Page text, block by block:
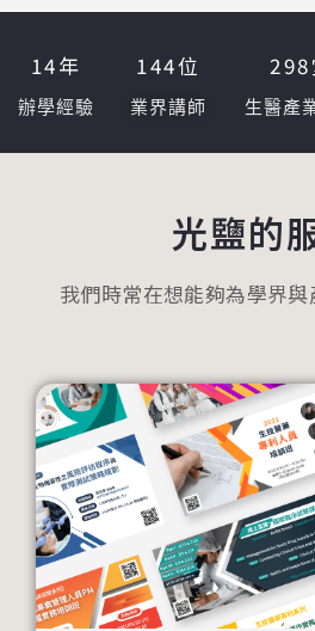
辦學經驗
14年
業界講師
144位
生醫產
298
光鹽的
我們時常在想能夠為學界